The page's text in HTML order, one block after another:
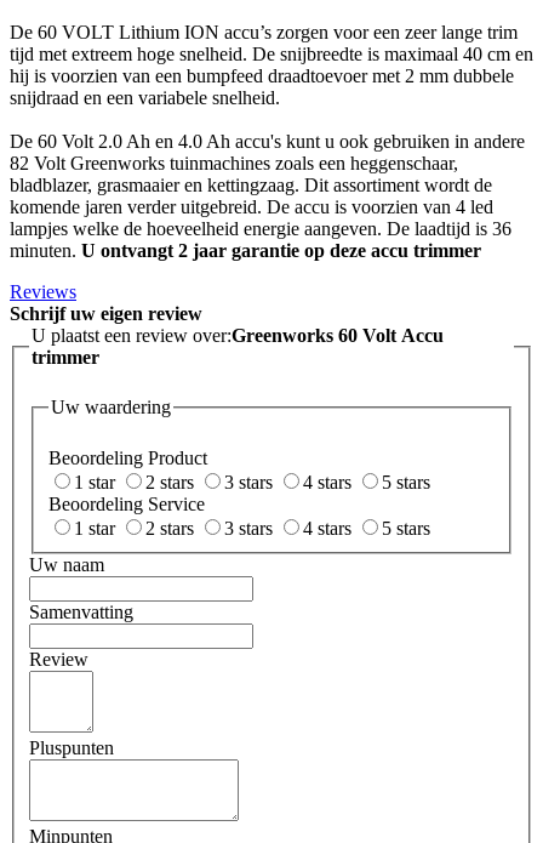
De 60 VOLT Lithium ION accu’s zorgen voor een zeer lange trim
tijd met extreem hoge snelheid. De snijbreedte is maximaal 40 cm en
hij is voorzien van een bumpfeed draadtoevoer met 2 mm dubbele
snijdraad en een variabele snelheid.
De 60 Volt 2.0 Ah en 4.0 Ah accu's kunt u ook gebruiken in andere
82 Volt Greenworks tuinmachines zoals een heggenschaar,
bladblazer, grasmaaier en kettingzaag. Dit assortiment wordt de
komende jaren verder uitgebreid. De accu is voorzien van 4 led
lampjes welke de hoeveelheid energie aangeven. De laadtijd is 36
minuten. U ontvangt 2 jaar garantie op deze accu trimmer
Reviews
Schrijf uw eigen review
U plaatst een review over:Greenworks 60 Volt Accu
trimmer
Uw waardering
Beoordeling Product
1 star
2 stars 3 stars 4 stars
5 stars
Beoordeling Service
1 star
2 stars 3 stars 4 stars
5 stars
Uw naam
Samenvatting
Review
Pluspunten
Minpunten